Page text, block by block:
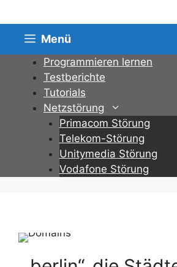
Inhalt
springen Menü
Programmieren lernen
Testberichte
Tutorials
Netzstörung
Primacom Störung
Telekom-Störung
Unitymedia Störung
Vodafone Störung